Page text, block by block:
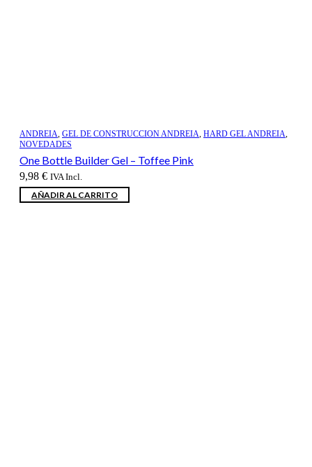
ANDREIA, GEL DE CONSTRUCCION ANDREIA, HARD GEL ANDREIA,
NOVEDADES
One Bottle Builder Gel – Toffee Pink
9,98 € IVA Incl.
AÑADIR AL CARRITO